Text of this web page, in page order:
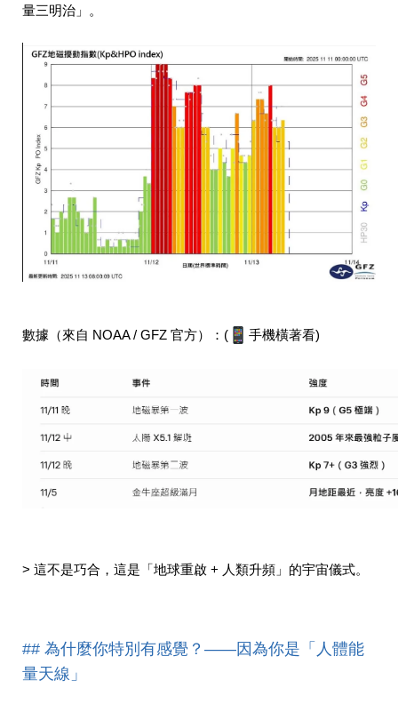
量三明治」。
數據（來自 NOAA / GFZ 官方）：( 手機橫著看)
> 這不是巧合，這是「地球重啟 + 人類升頻」的宇宙儀式。
## 為什麼你特別有感覺？——因為你是「人體能
量天線」